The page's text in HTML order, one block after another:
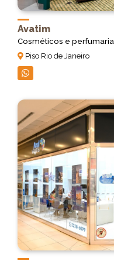
Avatim
Cosméticos e perfumaria
Piso Rio de Janeiro